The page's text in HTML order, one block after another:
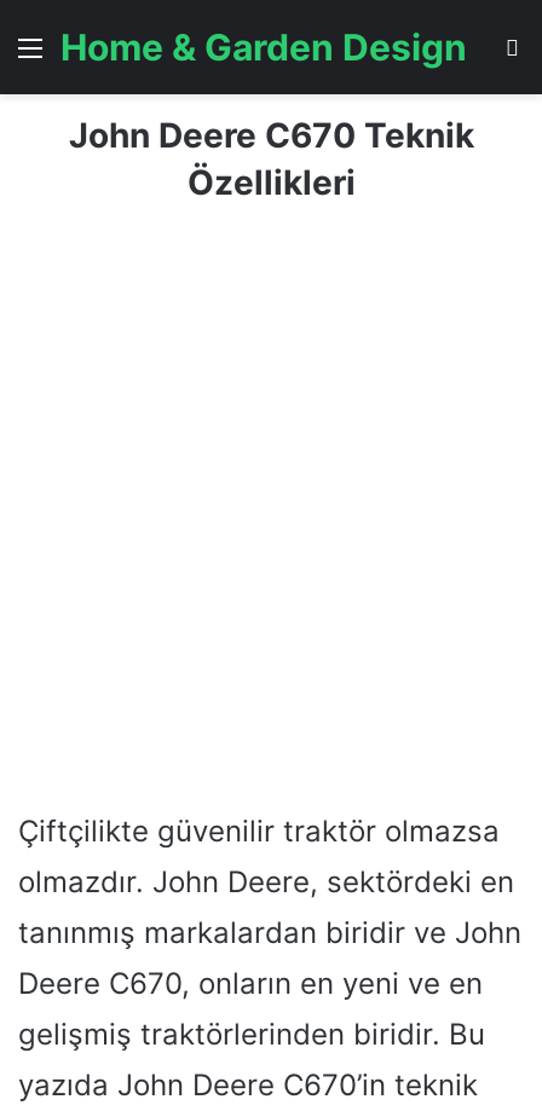
Menü
Home & Garden Design
John Deere C670 Teknik
Özellikleri
Çiftçilikte güvenilir traktör olmazsa
olmazdır. John Deere, sektördeki en
tanınmış markalardan biridir ve John
Deere C670, onların en yeni ve en
gelişmiş traktörlerinden biridir. Bu
yazıda John Deere C670’in teknik